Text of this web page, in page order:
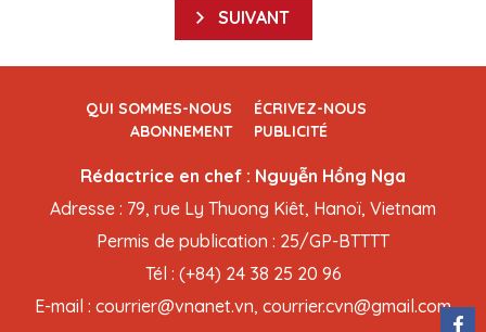
SUIVANT
QUI SOMMES-NOUS
ÉCRIVEZ-NOUS
ABONNEMENT
PUBLICITÉ
Rédactrice en chef : Nguyễn Hồng Nga
Adresse : 79, rue Ly Thuong Kiêt, Hanoï, Vietnam
Permis de publication : 25/GP-BTTTT
Tél : (+84) 24 38 25 20 96
E-mail : courrier@vnanet.vn, courrier.cvn@gmail.com